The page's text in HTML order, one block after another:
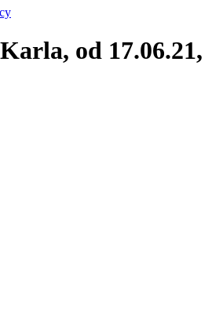
od 17.06.21,